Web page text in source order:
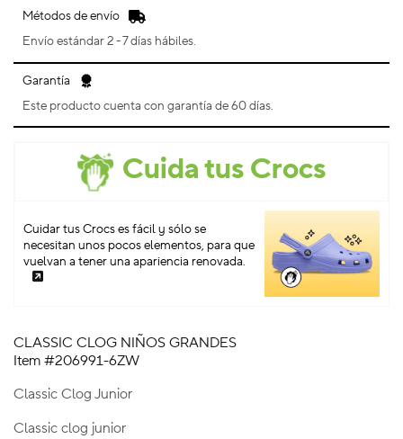
Métodos de envío
Envío estándar 2 - 7 días hábiles.
Garantía
Este producto cuenta con garantía de 60 días.
Cuida tus Crocs
Cuidar tus Crocs es fácil y sólo se
necesitan unos pocos elementos, para que
vuelvan a tener una apariencia renovada.
CLASSIC CLOG NIÑOS GRANDES
Item #206991-6ZW
Classic Clog Junior
Classic clog junior